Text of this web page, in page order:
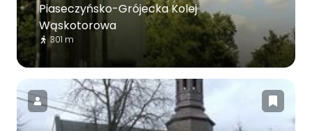
Piaseczyńsko-Grójecka Kolej
Wąskotorowa
301 m